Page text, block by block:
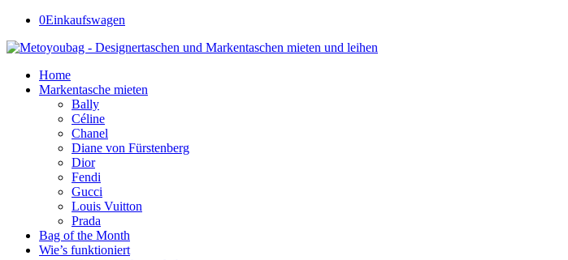
0Einkaufswagen
Home
Markentasche mieten
Bally
Céline
Chanel
Diane von Fürstenberg
Dior
Fendi
Gucci
Louis Vuitton
Prada
Bag of the Month
Wie’s funktioniert